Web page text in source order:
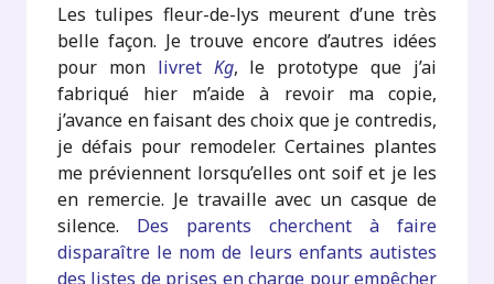
Les tulipes fleur-de-lys meurent d’une très
belle façon. Je trouve encore d’autres idées
pour mon livret Kg, le prototype que j’ai
fabriqué hier m’aide à revoir ma copie,
j’avance en faisant des choix que je contredis,
je défais pour remodeler. Certaines plantes
me préviennent lorsqu’elles ont soif et je les
en remercie. Je travaille avec un casque de
silence. Des parents cherchent à faire
disparaître le nom de leurs enfants autistes
des listes de prises en charge pour empêcher